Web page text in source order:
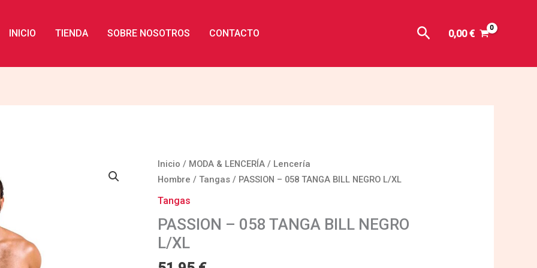
INICIO TIENDA SOBRE NOSOTROS CONTACTO Buscar
0,00€
Inicio / MODA & LENCERÍA / Lencería
Hombre /Tangas / PASSION – 058 TANGA BILL NEGRO L/XL
Tangas
PASSION – 058 TANGA BILL NEGRO
L/XL
PASSION
-
058
BILL
NEGRO